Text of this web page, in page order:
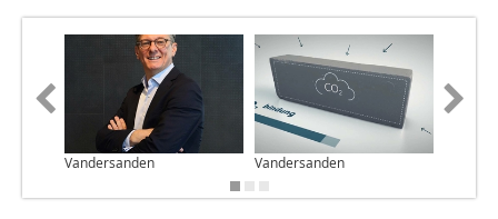
Vandersanden Vandersanden